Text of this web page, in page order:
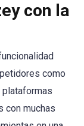
con la
como
plataformas
con muchas